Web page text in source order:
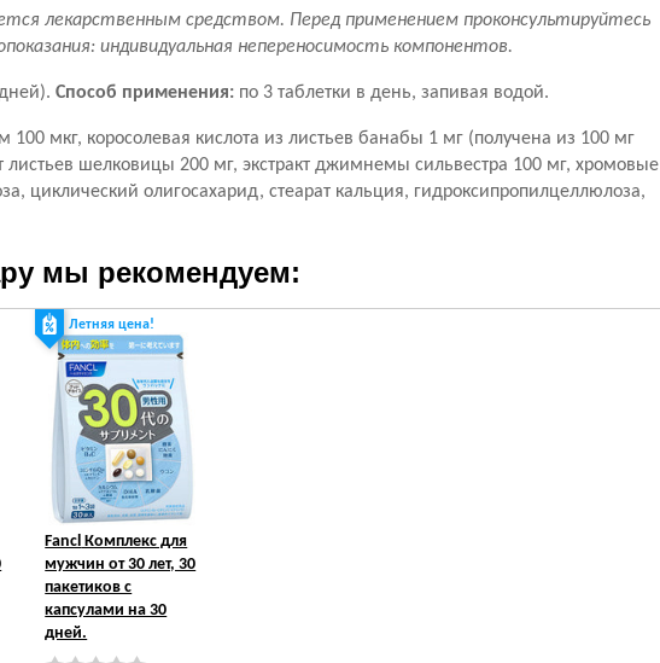
лекарственным средством. Перед применением проконсультируйтесь
индивидуальная непереносимость компонентов.
дней).Способ применения: по 3 таблетки в день, запивая водой.
100 мкг, коросолевая кислота из листьев банабы 1 мг (получена из 100 мг
листьев шелковицы 200 мг, экстракт джимнемы сильвестра 100 мг, хромовые
циклический олигосахарид, стеарат кальция, гидроксипропилцеллюлоза,
мы рекомендуем:
Летняя цена!
Fancl Комплекс для
мужчин от 30 лет, 30
пакетиков с
капсулами на 30
дней.